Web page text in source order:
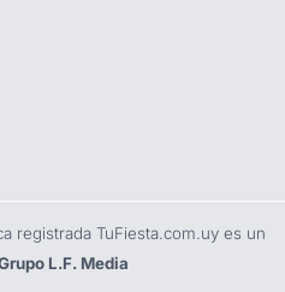
registrada TuFiesta.com.uy es un
L.F. Media